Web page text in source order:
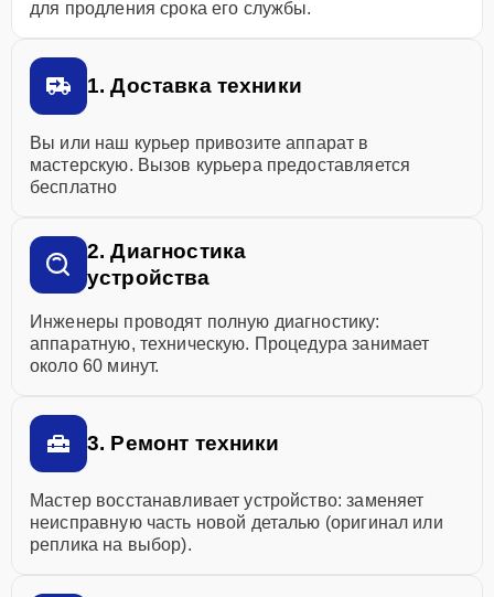
для продления срока его службы.
1. Доставка техники
Вы или наш курьер привозите аппарат в
мастерскую. Вызов курьера предоставляется
бесплатно
2. Диагностика
устройства
Инженеры проводят полную диагностику:
аппаратную, техническую. Процедура занимает
около 60 минут.
3. Ремонт техники
Мастер восстанавливает устройство: заменяет
неисправную часть новой деталью (оригинал или
реплика на выбор).